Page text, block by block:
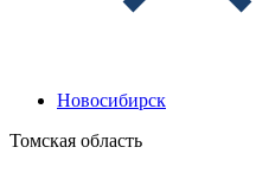
Новосибирск
Томская область